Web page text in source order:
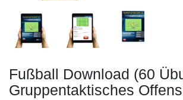
Fußball Download (60
Gruppentaktisches